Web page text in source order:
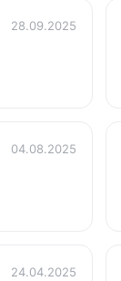
28.09.2025
04.08.2025
24.04.2025